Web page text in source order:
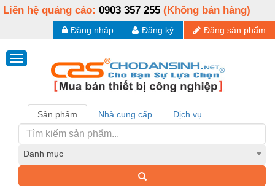
Liên hệ quảng cáo: 0903 357 255 (Không bán hàng)
Đăng sản phẩm
Đăng ký
Đăng nhập
Sản phẩm Nhà cung cấp Dịch vụ
Danh mục